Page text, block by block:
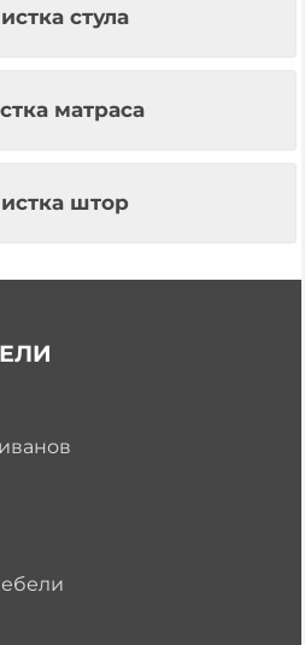
стула
матраса
штор